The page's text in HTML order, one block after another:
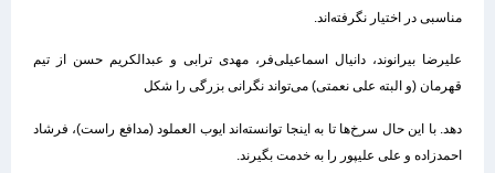
مناسبی در اختیار نگرفته‌اند.
علیرضا بیرانوند، دانیال اسماعیلی‌فر، مهدی ترابی و عبدالکریم حسن از تیم
قهرمان (و البته علی نعمتی) می‌تواند نگرانی بزرگی را شکل
دهد. با این حال سرخ‌ها تا به اینجا توانسته‌اند ایوب العملود (مدافع راست)، فرشاد
احمدزاده و علی علیپور را به خدمت بگیرند.